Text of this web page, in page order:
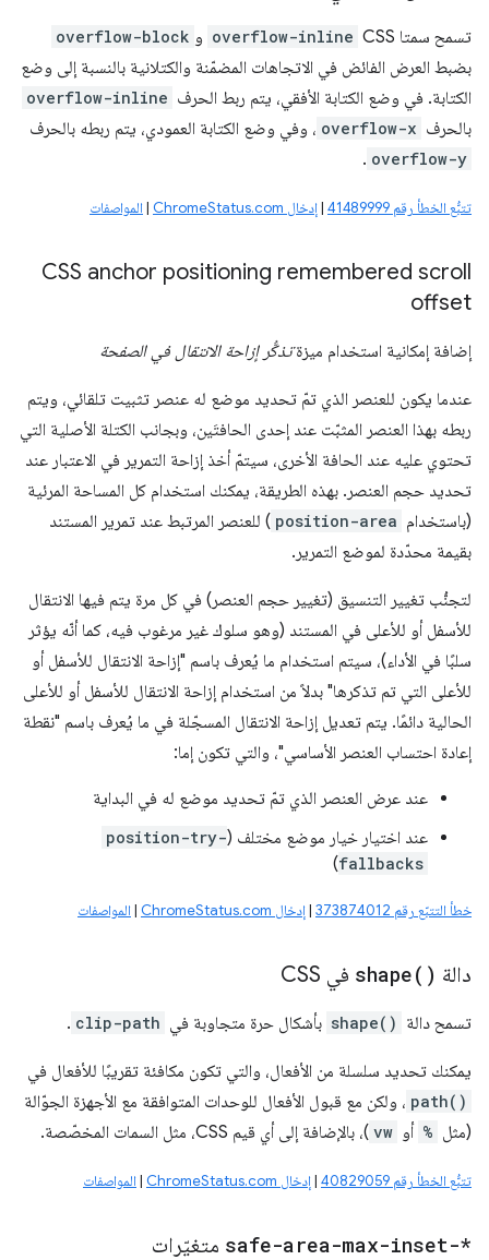
تسمح سمتا CSS overflow-inline و overflow-block
بضبط العرض الفائض في الاتجاهات المضمّنة والكتلانية بالنسبة إلى وضع
الكتابة. في وضع الكتابة الأفقي، يتم ربط الحرف overflow-inline
بالحرف overflow-x ، وفي وضع الكتابة العمودي، يتم ربطه بالحرف
overflow-y
.
تتبُّع الخطأ رقم 41489999 |إدخال ChromeStatus.com |المواصفات
CSS anchor positioning remembered scroll
offset
إضافة إمكانية استخدام ميزةتذكُّر إزاحة الانتقال في الصفحة
عندما يكون للعنصر الذي تمّ تحديد موضع له عنصر تثبيت تلقائي، ويتم
ربطه بهذا العنصر المثبّت عند إحدى الحافتَين، وبجانب الكتلة الأصلية التي
تحتوي عليه عند الحافة الأخرى، سيتمّ أخذ إزاحة التمرير في الاعتبار عند
تحديد حجم العنصر. بهذه الطريقة، يمكنك استخدام كل المساحة المرئية
(باستخدام position-area ) للعنصر المرتبط عند تمرير المستند
بقيمة محدّدة لموضع التمرير.
لتجنُّب تغيير التنسيق (تغيير حجم العنصر) في كل مرة يتم فيها الانتقال
للأسفل أو للأعلى في المستند (وهو سلوك غير مرغوب فيه، كما أنّه يؤثر
سلبًا في الأداء)، سيتم استخدام ما يُعرف باسم "إزاحة الانتقال للأسفل أو
للأعلى التي تم تذكرها" بدلاً من استخدام إزاحة الانتقال للأسفل أو للأعلى
الحالية دائمًا. يتم تعديل إزاحة الانتقال المسجّلة في ما يُعرف باسم "نقطة
إعادة احتساب العنصر الأساسي"، والتي تكون إما:
عند عرض العنصر الذي تمّ تحديد موضع له في البداية
عند اختيار خيار موضع مختلف (position-try-
fallbacks
)
خطأ التتبّع رقم 373874012 |إدخال ChromeStatus.com |المواصفات
دالة shape( ) في CSS
تسمح دالة shape() بأشكال حرة متجاوبة في clip-path
.
يمكنك تحديد سلسلة من الأفعال، والتي تكون مكافئة تقريبًا للأفعال في
path() ، ولكن مع قبول الأفعال للوحدات المتوافقة مع الأجهزة الجوّالة
(مثل % أو vw )، بالإضافة إلى أي قيم CSS، مثل السمات المخصّصة.
تتبُّع الخطأ رقم 40829059 |إدخال ChromeStatus.com |المواصفات
safe-area-max-inset-* متغيّرات